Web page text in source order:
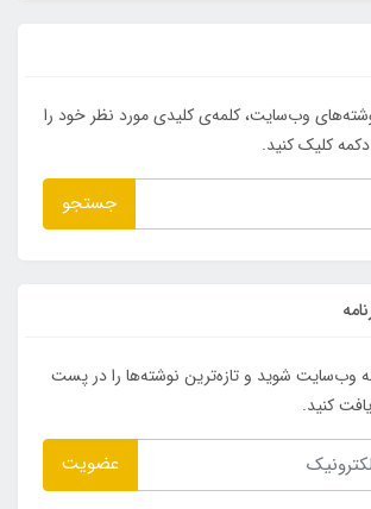
وب‌سایت، کلمه‌ی کلیدی مورد نظر خود را
کلیک کنید.
جستجو
وب‌سایت شوید و تازه‌ترین نوشته‌ها را در پست
کنید.
عضویت